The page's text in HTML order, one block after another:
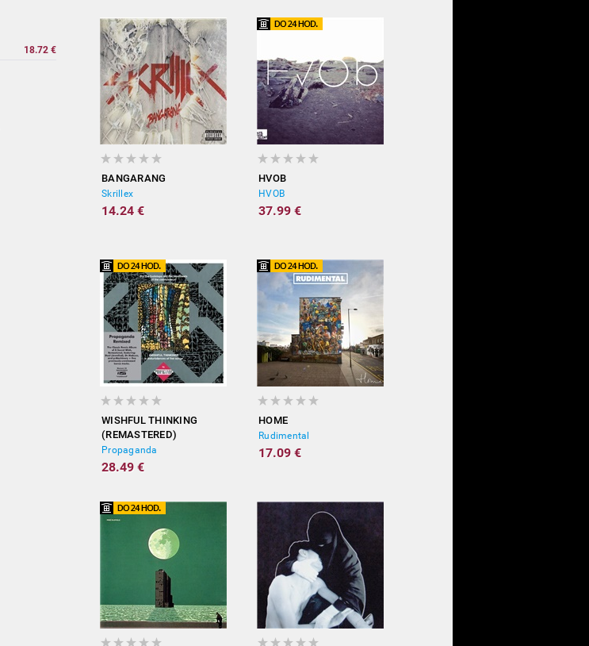
18.72 €
BANGARANG
Skrillex
14.24 €
HVOB
HVOB
37.99 €
WISHFUL THINKING
(REMASTERED)
Propaganda
28.49 €
HOME
Rudimental
17.09 €